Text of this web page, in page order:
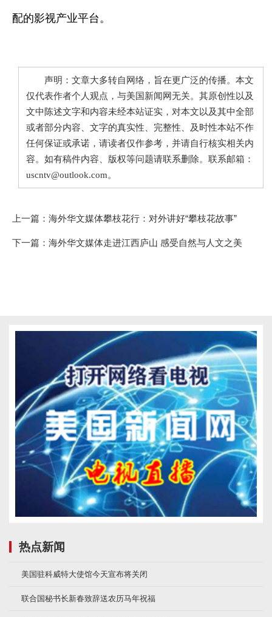
配的影视产业平台。
声明：文章大多转自网络，旨在更广泛的传播。本文
仅代表作者个人观点，与美国新闻网无关。其原创性以及
文中陈述文字和内容未经本站证实，对本文以及其中全部
或者部分内容、文字的真实性、完整性、及时性本站不作
任何保证或承诺，请读者仅作参考，并请自行核实相关内
容。如有稿件内容、版权等问题请联系删除。联系邮箱：
uscntv@outlook.com。
上一篇： 海外华文媒体攀枝花行：对外讲好“攀枝花故事”
下一篇： 海外华文媒体走进江西庐山 感受自然与人文之美
热点新闻
美国驻科威特大使馆今天宣布将关闭
联合国秘书长新春致辞送农历马年祝福